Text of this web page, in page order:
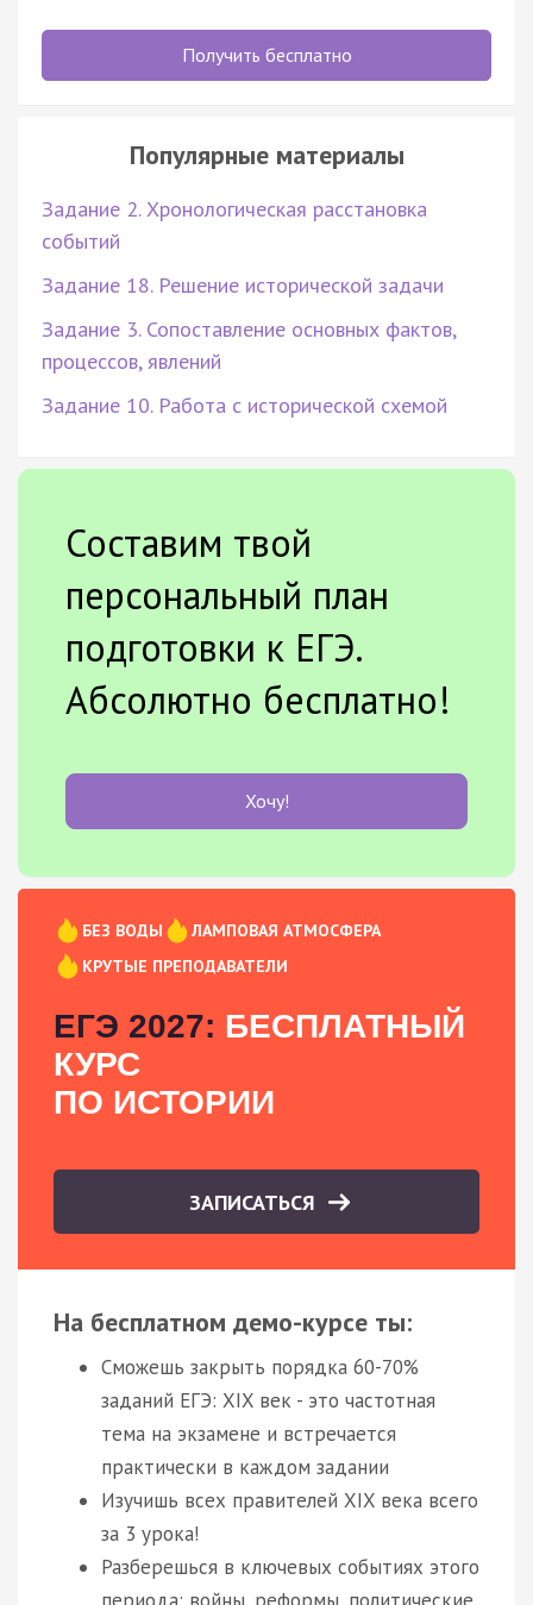
Получить бесплатно
Популярные материалы
Задание 2. Хронологическая расстановка
событий
Задание 18. Решение исторической задачи
Задание 3. Сопоставление основных фактов,
процессов, явлений
Задание 10. Работа с исторической схемой
Составим твой
персональный план
подготовки к ЕГЭ.
Абсолютно бесплатно!
Хочу!
БЕЗ ВОДЫ
ЛАМПОВАЯ АТМОСФЕРА
КРУТЫЕ ПРЕПОДАВАТЕЛИ
ЕГЭ 2027: БЕСПЛАТНЫЙ
КУРС
ПО ИСТОРИИ
ЗАПИСАТЬСЯ
На бесплатном демо-курсе ты:
Сможешь закрыть порядка 60-70%
заданий ЕГЭ: XIX век - это частотная
тема на экзамене и встречается
практически в каждом задании
Изучишь всех правителей XIX века всего
за 3 урока!
Разберешься в ключевых событиях этого